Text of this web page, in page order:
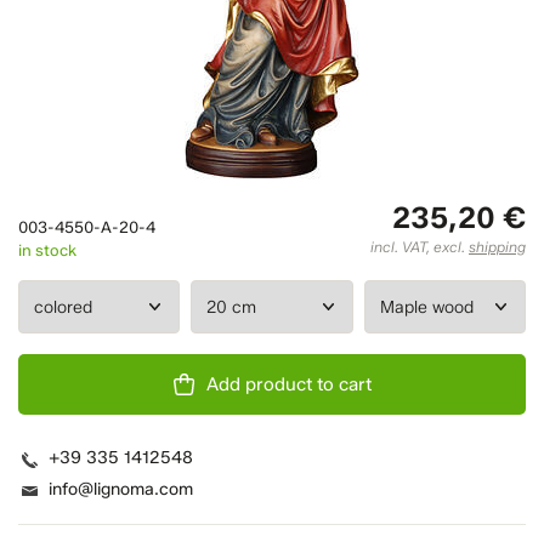
235,20 €
incl. VAT, excl. shipping
003-4550-A-20-4
in stock
Add product to cart
+39 335 1412548
info@lignoma.com